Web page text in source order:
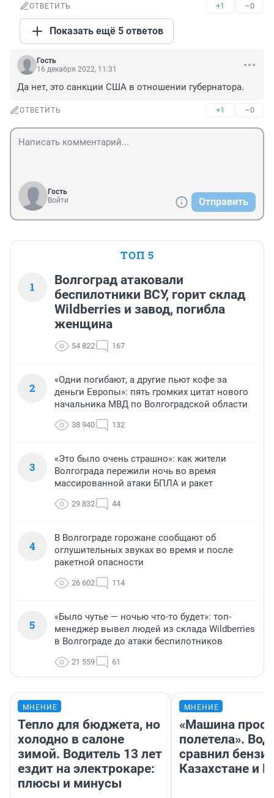
ОТВЕТИТЬ +1 –0
Показать ещё 5 ответов
Гость
16 декабря 2022, 11:31
Да нет, это санкции США в отношении губернатора.
ОТВЕТИТЬ +1 –0
Гость
Войти
Отправить
ТОП 5
1
Волгоград атаковали
беспилотники ВСУ, горит склад
Wildberries и завод, погибла
женщина
54 822 167
2
«Одни погибают, а другие пьют кофе за
деньги Европы»: пять громких цитат нового
начальника МВД по Волгоградской области
38 940 132
3
«Это было очень страшно»: как жители
Волгограда пережили ночь во время
массированной атаки БПЛА и ракет
29 832 44
4
В Волгограде горожане сообщают об
оглушительных звуках во время и после
ракетной опасности
26 602 114
5
«Было чутье — ночью что-то будет»: топ-
менеджер вывел людей из склада Wildberries
в Волгограде до атаки беспилотников
21 559 61
МНЕНИЕ
Тепло для бюджета, но
холодно в салоне
зимой. Водитель 13 лет
ездит на электрокаре:
плюсы и минусы
МНЕНИЕ
«Машина
полетела».
сравнил
Казахстане и